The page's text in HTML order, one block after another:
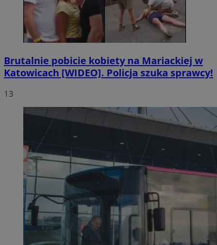
Brutalnie pobicie kobiety na Mariackiej w
Katowicach [WIDEO]. Policja szuka sprawcy!
13